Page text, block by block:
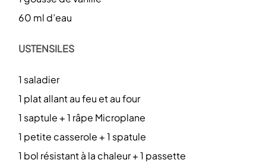
60 ml d’eau
USTENSILES
1 saladier
1 plat allant au feu et au four
1 saptule + 1 râpe Microplane
1 petite casserole + 1 spatule
1 bol résistant à la chaleur + 1 passette